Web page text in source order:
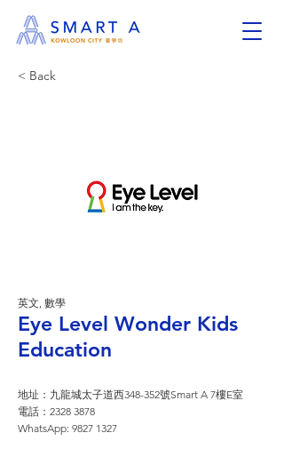
< Back
英文, 數學
Eye Level Wonder Kids
Education
地址：九龍城太子道西348-352號Smart A 7樓E室
電話：2328 3878
WhatsApp: 9827 1327